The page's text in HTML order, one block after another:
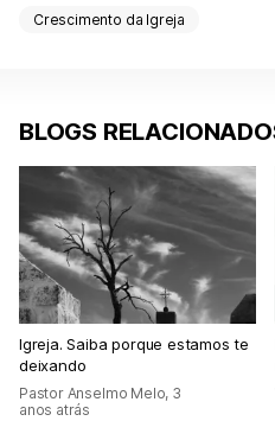
Crescimento da Igreja
BLOGS
Igreja. Saiba porque estamos te
deixando
Pastor Anselmo Melo, 3
anos atrás